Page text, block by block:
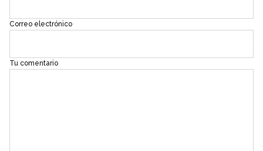
Correo electrónico
Tu comentario